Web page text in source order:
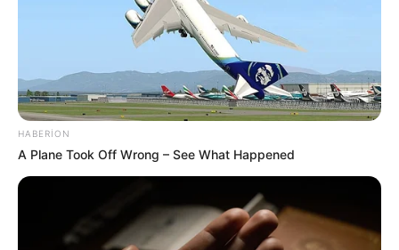
13:22 / 06 Avqust 2026
Prezidentdən Bəxtiyar Aslanbəyli ilə
0
HABERION
A Plane Took Off Wrong – See What Happened